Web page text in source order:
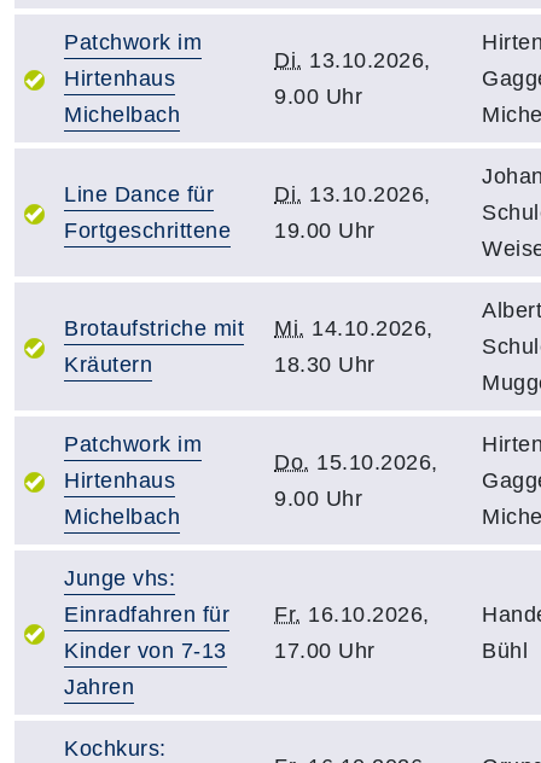
Patchwork im
Hirtenhaus
Michelbach
Di. 13.10.2026,
9.00 Uhr
Line Dance für
Fortgeschrittene
Di. 13.10.2026,
19.00 Uhr
Brotaufstriche mit
Kräutern
Mi. 14.10.2026,
18.30 Uhr
Patchwork im
Hirtenhaus
Michelbach
Do. 15.10.2026,
9.00 Uhr
Junge vhs:
Einradfahren für
Kinder von 7-13
Jahren
Fr. 16.10.2026,
17.00 Uhr
Bühl
Kochkurs: